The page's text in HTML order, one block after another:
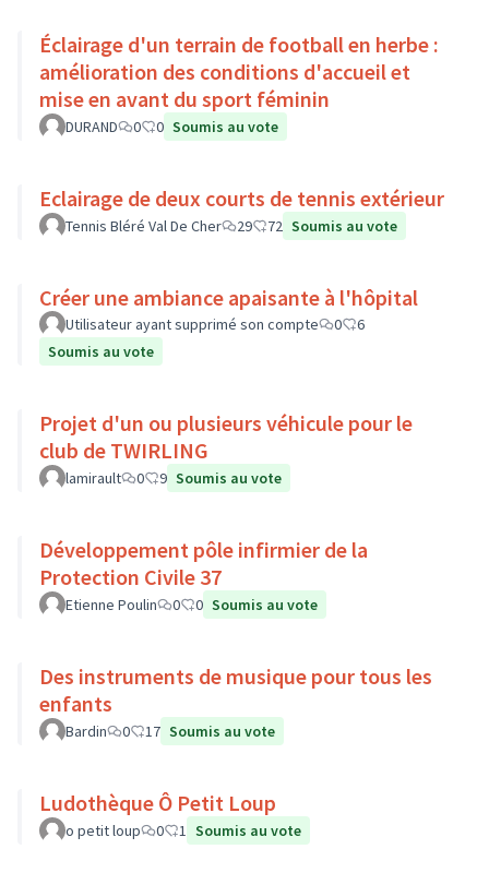
Éclairage d'un terrain de football en herbe :
amélioration des conditions d'accueil et
mise en avant du sport féminin
DURAND 0 0 Soumis au vote
Eclairage de deux courts de tennis extérieur
Tennis Bléré Val De Cher 29 72 Soumis au vote
Créer une ambiance apaisante à l'hôpital
Utilisateur ayant supprimé son compte 0
6
Soumis au vote
Projet d'un ou plusieurs véhicule pour le
club de TWIRLING
lamirault 0 9 Soumis au vote
Développement pôle infirmier de la
Protection Civile 37
Etienne Poulin 0 0 Soumis au vote
Des instruments de musique pour tous les
enfants
Bardin 0 17 Soumis au vote
Ludothèque Ô Petit Loup
o petit loup 0 1 Soumis au vote